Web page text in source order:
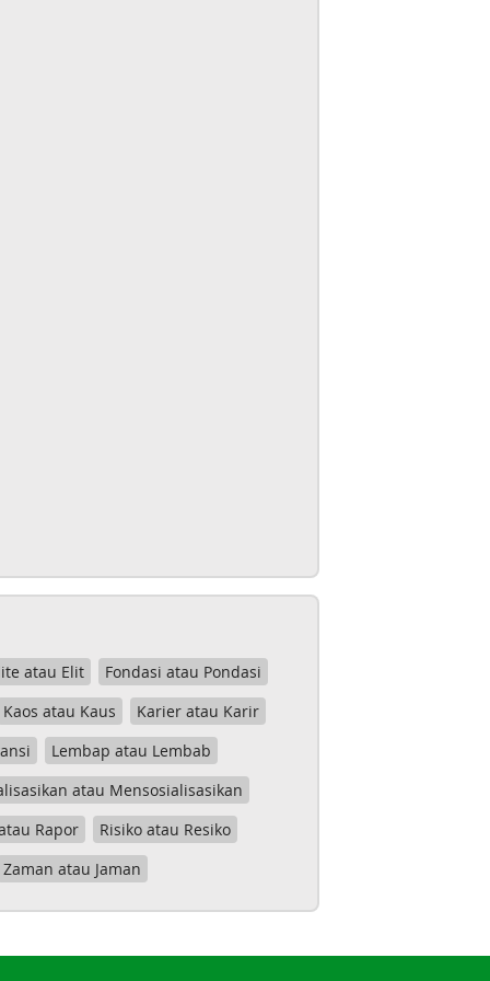
atau Elit
Fondasi atau Pondasi
Kaos atau Kaus
Karier atau Karir
Lembap atau Lembab
atau Mensosialisasikan
Rapor
Risiko atau Resiko
Zaman atau Jaman